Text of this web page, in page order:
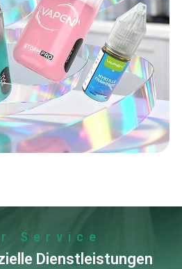
Service
Dienstleistungen